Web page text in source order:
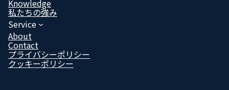
Know­ledge
私たちの強み
Service
About
Contact
プライバシーポリシー
クッキーポリシー